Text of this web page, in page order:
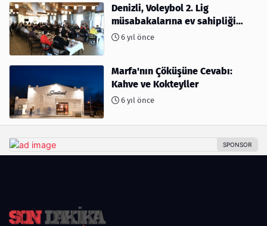
Denizli, Voleybol 2. Lig
müsabakalarına ev sahipliği
yapıyor
6 yıl önce
Marfa'nın Çöküşüne Cevabı:
Kahve ve Kokteyller
6 yıl önce